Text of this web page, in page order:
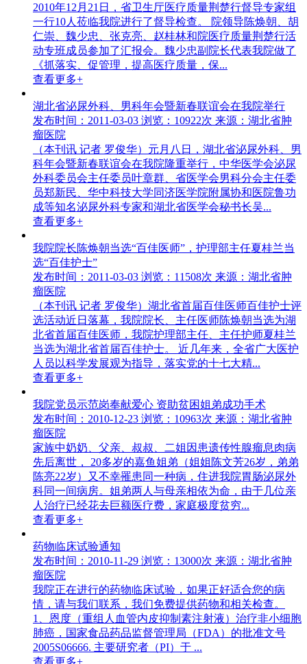
2010年12月21日，省卫生厅医疗质量荆楚行督导专家组
一行10人莅临我院进行了督导检查。 院领导陈焕朝、胡
仁崇、魏少忠、张克亮、赵桂林和院医疗质量荆楚行活
动专班成员参加了汇报会。魏少忠副院长代表我院做了
《抓落实、促管理，提高医疗质量，保...
查看更多+
湖北省泌尿外科、男科年会暨新春联谊会在我院举行
发布时间：2011-03-03 浏览：10922次 来源：湖北省肿
瘤医院
（本刊讯 记者 罗俊华）元月八日，湖北省泌尿外科、男
科年会暨新春联谊会在我院隆重举行，中华医学会泌尿
外科委员会主任委员叶章群、省医学会男科分会主任委
员郑新民、华中科技大学同济医学院附属协和医院鲁功
成等知名泌尿外科专家和湖北省医学会秘书长吴...
查看更多+
我院院长陈焕朝当选“百佳医师”，护理部主任夏桂兰当
选“百佳护士”
发布时间：2011-03-03 浏览：11508次 来源：湖北省肿
瘤医院
（本刊讯 记者 罗俊华）湖北省首届百佳医师百佳护士评
选活动近日落幕，我院院长、主任医师陈焕朝当选为湖
北省首届百佳医师，我院护理部主任、主任护师夏桂兰
当选为湖北省首届百佳护士。 近几年来，全省广大医护
人员以科学发展观为指导，落实党的十七大精...
查看更多+
我院党员示范岗奉献爱心 资助贫困姐弟成功手术
发布时间：2010-12-23 浏览：10963次 来源：湖北省肿
瘤医院
家族中奶奶、父亲、叔叔、二姐因患遗传性腺瘤息肉病
先后离世， 20多岁的嘉鱼姐弟（姐姐陈文芳26岁，弟弟
陈亮22岁）又不幸罹患同一种病，住进我院胃肠泌尿外
科同一间病房。姐弟两人与母亲相依为命，由于几位亲
人治疗已经花去巨额医疗费，家庭极度贫穷...
查看更多+
药物临床试验通知
发布时间：2010-11-29 浏览：13000次 来源：湖北省肿
瘤医院
我院正在进行的药物临床试验，如果正好适合您的病
情，请与我们联系，我们免费提供药物和相关检查。
1、恩度（重组人血管内皮抑制素注射液）治疗非小细胞
肺癌，国家食品药品监督管理局（FDA）的批准文号
2005S06666. 主要研究者（PI）于 ...
查看更多+